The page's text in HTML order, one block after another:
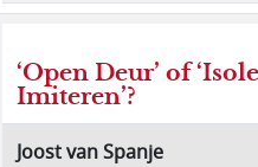
‘Open Deur’ of
Imiteren’?
Joost van Spanje